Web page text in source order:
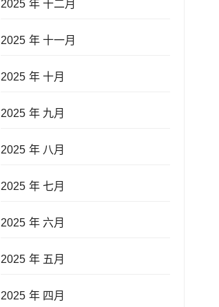
2025 年 十二月
2025 年 十一月
2025 年 十月
2025 年 九月
2025 年 八月
2025 年 七月
2025 年 六月
2025 年 五月
2025 年 四月